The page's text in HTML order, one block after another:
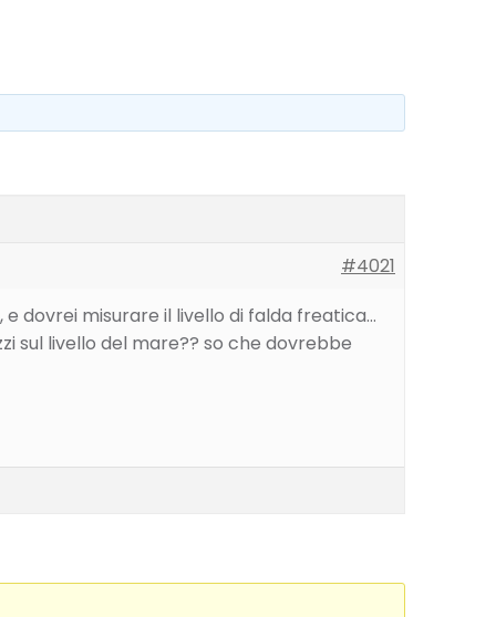
#4021
dovrei misurare il livello di falda freatica…
sul livello del mare?? so che dovrebbe